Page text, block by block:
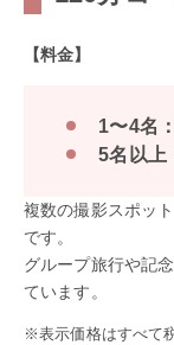
【料金】
1〜4名：
5名以上
複数の撮影スポッ
です。
グループ旅行や記
ています。
※表示価格はすべて